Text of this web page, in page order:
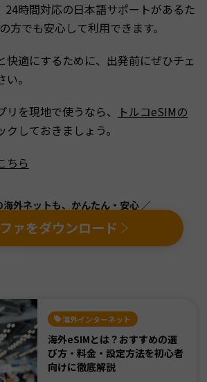
24時間対応の日本語サポートがあるた
方でも安心して利用できます。
快適にするために、出発前にぜひチェ
。
を現地で使うなら、
トルコeSIMの
クしておきましょう。
ちら
海外ネットも、かんたん・安心 ／
ァをダウンロード
海外インターネット
海外eSIMとは？おすすめの選
び方・料金・設定方法を初心者
向けに徹底解説